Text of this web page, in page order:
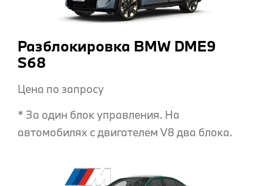
Разблокировка BMW DME9
S68
Цена по запросу
* За один блок управления. На
автомобилях с двигателем V8 два блока.